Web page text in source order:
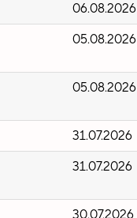
06.08.2026
05.08.2026
05.08.2026
31.07.2026
31.07.2026
30.07.2026